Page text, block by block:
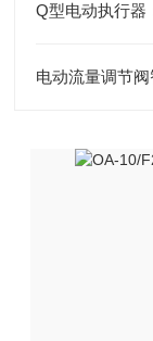
Q型电动执行器
电动流量调节